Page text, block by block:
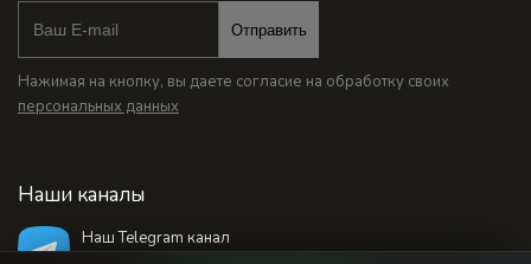
Отправить
Нажимая на кнопку, вы даете согласие на обработку своих
персональных данных
Наши каналы
Наш Telegram канал